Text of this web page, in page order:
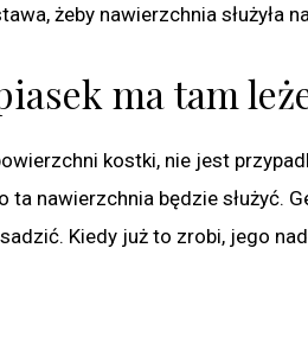
żeby nawierzchnia służyła
ma tam
kostki, nie jest
nawierzchnia będzie służyć.
Kiedy już to zrobi, jego